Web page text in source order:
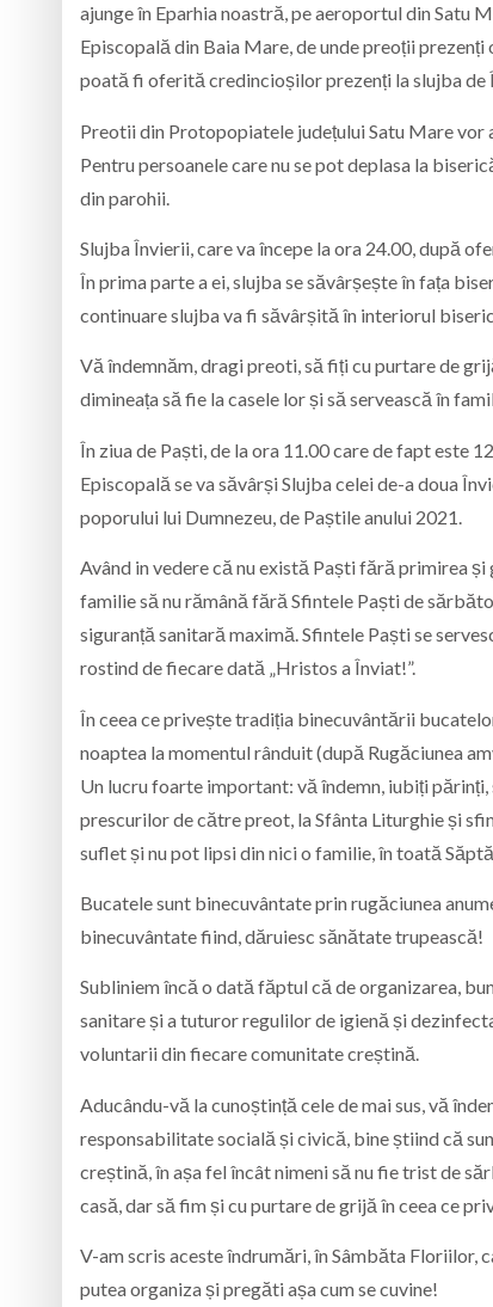
ajunge în Eparhia noastră, pe aeroportul din Satu
Episcopală din Baia Mare, de unde preoții
poată fi oferită credincioșilor prezenți la slujba de
Preotii din Protopopiatele județului Satu Mare vor
Pentru persoanele care nu se pot deplasa la
din parohii.
Slujba Învierii, care va începe la ora 24.00, după
În prima parte a ei, slujba se săvârșește în fața
continuare slujba va fi săvârșită în interiorul
Vă îndemnăm, dragi preoti, să fiți cu purtare de
dimineața să fie la casele lor și să servească în
În ziua de Paști, de la ora 11.00 care de fapt este
Episcopală se va săvârși Slujba celei de-a doua
poporului lui Dumnezeu, de Paștile anului 2021.
Având in vedere că nu există Paști fără primirea
familie să nu rămână fără Sfintele Paști de
siguranță sanitară maximă. Sfintele Paști se
rostind de fiecare dată „Hristos a Înviat!”.
În ceea ce privește tradiția binecuvântării
noaptea la momentul rânduit (după Rugăciunea
Un lucru foarte important: vă îndemn, iubiți
prescurilor de către preot, la Sfânta Liturghie și
suflet și nu pot lipsi din nici o familie, în toată
Bucatele sunt binecuvântate prin rugăciunea
binecuvântate fiind, dăruiesc sănătate trupească!
Subliniem încă o dată făptul că de organizarea,
sanitare și a tuturor regulilor de igienă și
voluntarii din fiecare comunitate creștină.
Aducându-vă la cunoștință cele de mai sus, vă
responsabilitate socială și civică, bine știind că
creștină, în așa fel încât nimeni să nu fie trist de
casă, dar să fim și cu purtare de grijă în ceea ce
V-am scris aceste îndrumări, în Sâmbăta Floriilor,
putea organiza și pregăti așa cum se cuvine!